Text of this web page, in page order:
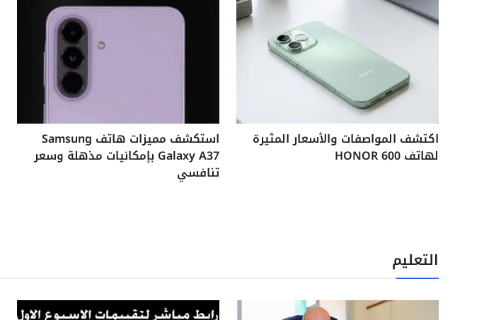
اكتشف المواصفات والأسعار المثيرة
لهاتف HONOR 600
استكشف مميزات هاتف Samsung
Galaxy A37 بإمكانيات مذهلة وسعر
تنافسي
التعليم